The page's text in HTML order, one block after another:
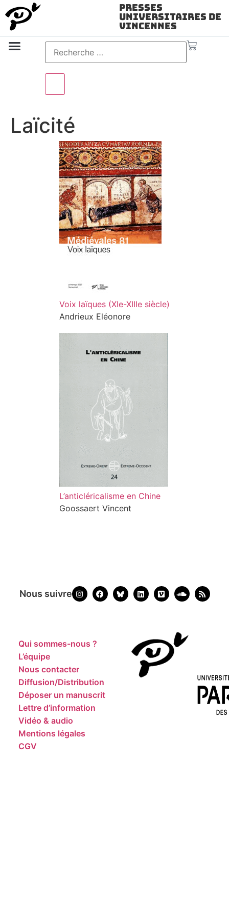
Presses
Universitaires de
Vincennes
Laïcité
Voix laïques (XIe-XIIIe siècle)
Andrieux Eléonore
L’anticléricalisme en Chine
Goossaert Vincent
Nous suivre
Qui sommes-nous ?
L’équipe
Nous contacter
Diffusion/Distribution
Déposer un manuscrit
Lettre d’information
Vidéo & audio
Mentions légales
CGV